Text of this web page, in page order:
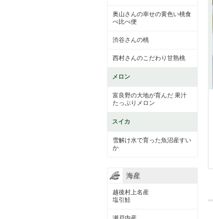
奥山さんの幸せの黄色い桃食
べ比べ便
渋谷さんの桃
西村さんのこだわり甘熟桃
メロン
富良野の大地が育んだ 果汁
たっぷりメロン
スイカ
雪解け水で育った魚沼産すい
か
海産
越後村上名産
塩引鮭